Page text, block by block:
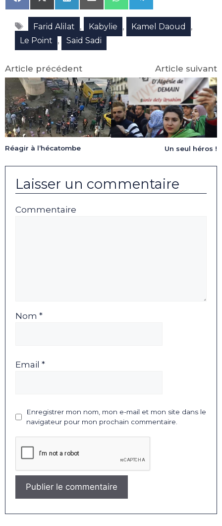
on
Facebook
on
X
(Twitter)
on
LinkedIn
on
Email
on
WhatsApp
on
Telegram
Étiquettes
Farid Alilat , Kabylie , Kamel Daoud ,
Le Point , Saïd Sadi
Article précédent
Réagir à l’hécatombe
Article suivant
Un seul héros !
Laisser un commentaire
Commentaire
Nom *
Email *
Enregistrer mon nom, mon e-mail et mon site dans le
navigateur pour mon prochain commentaire.